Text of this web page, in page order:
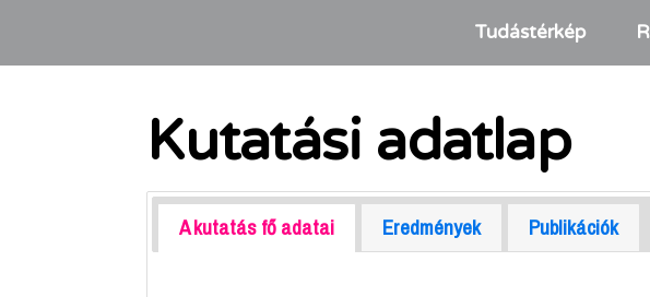
Tudástérkép
Kutatási adatlap
A kutatás fő adatai Eredmények Publikációk